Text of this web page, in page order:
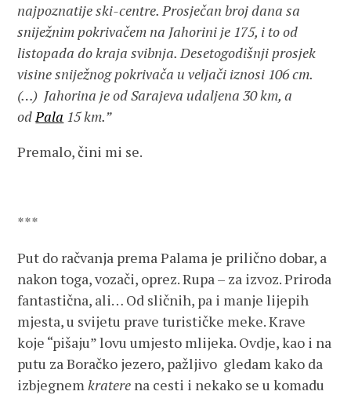
najpoznatije ski-centre. Prosječan broj dana sa
sniježnim pokrivačem na Jahorini je 175, i to od
listopada do kraja svibnja. Desetogodišnji prosjek
visine sniježnog pokrivača u veljači iznosi 106 cm.
(…) Jahorina je od Sarajeva udaljena 30 km, a
odPala 15 km.”
Premalo, čini mi se.
***
Put do račvanja prema Palama je prilično dobar, a
nakon toga, vozači, oprez. Rupa – za izvoz. Priroda
fantastična, ali… Od sličnih, pa i manje lijepih
mjesta, u svijetu prave turističke meke. Krave
koje “pišaju” lovu umjesto mlijeka. Ovdje, kao i na
putu za Boračko jezero, pažljivo gledam kako da
izbjegnemkratere na cesti i nekako se u komadu